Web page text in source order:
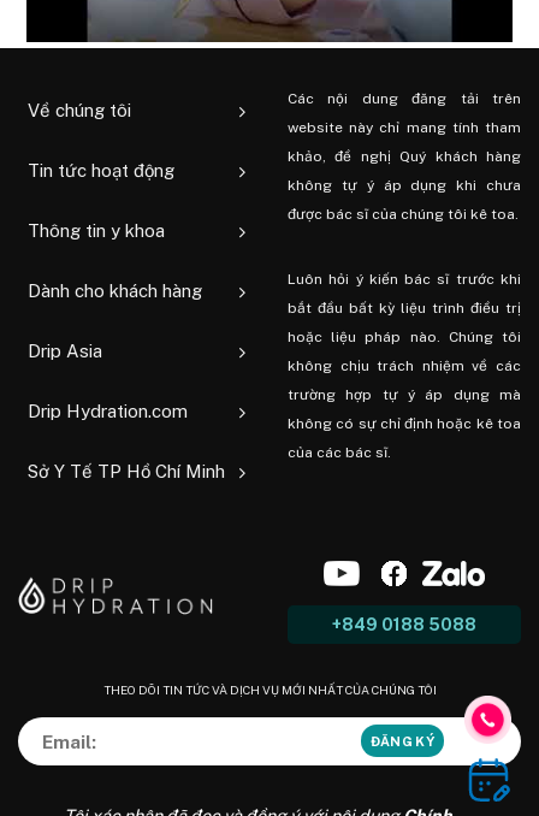
Về chúng tôi
Tin tức hoạt động
Thông tin y khoa
Dành cho khách hàng
Drip Asia
Drip Hydration.com
Sở Y Tế TP Hồ Chí Minh
Các nội dung đăng tải trên
website này chỉ mang tính tham
khảo, đề nghị Quý khách hàng
không tự ý áp dụng khi chưa
được bác sĩ của chúng tôi kê toa.
Luôn hỏi ý kiến ​​bác sĩ trước khi
bắt đầu bất kỳ liệu trình điều trị
hoặc liệu pháp nào. Chúng tôi
không chịu trách nhiệm về các
trường hợp tự ý áp dụng mà
không có sự chỉ định hoặc kê toa
của các bác sĩ.
+849 0188 5088
THEO DÕI TIN TỨC VÀ DỊCH VỤ MỚI NHẤT CỦA CHÚNG TÔI